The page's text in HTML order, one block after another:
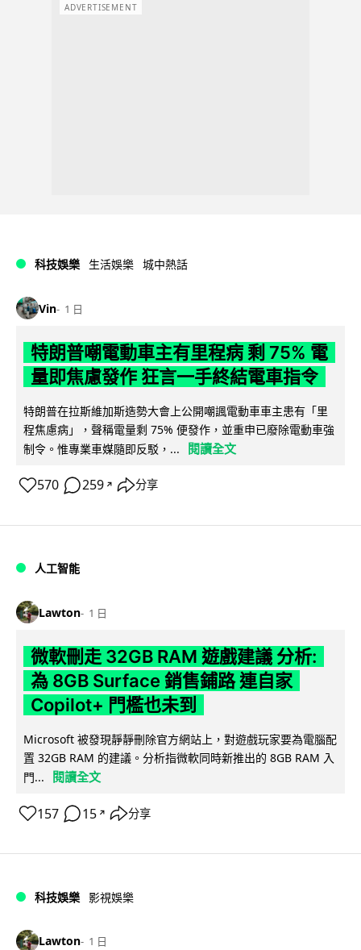
ADVERTISEMENT
科技娛樂 生活娛樂 城中熱話
Vin 1 日
特朗普嘲電動車主有里程病 剩 75% 電
量即焦慮發作 狂言一手終結電車指令
特朗普在拉斯維加斯造勢大會上公開嘲諷電動車車主患有「里
程焦慮病」，聲稱電量剩 75% 便發作，並重申已廢除電動車強
制令。惟專業車媒隨即反駁，...
閱讀全文
570 259 ↗ 分享
人工智能
Lawton 1 日
微軟刪走 32GB RAM 遊戲建議 分析:
為 8GB Surface 銷售鋪路 連自家
Copilot+ 門檻也未到
Microsoft 被發現靜靜刪除官方網站上，對遊戲玩家要為電腦配
置 32GB RAM 的建議。分析指微軟同時新推出的 8GB RAM 入
門...
閱讀全文
157 15 ↗ 分享
科技娛樂 影視娛樂
Lawton 1 日